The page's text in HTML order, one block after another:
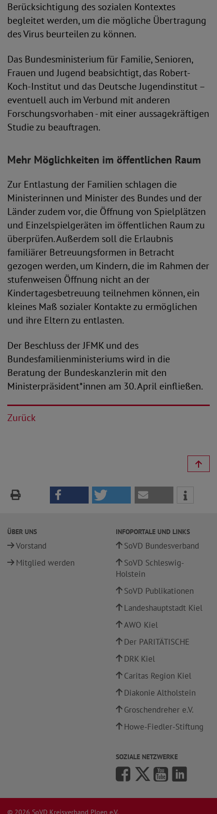
Berücksichtigung des sozialen Kontextes
begleitet werden, um die mögliche Übertragung
des Virus beurteilen zu können.
Das Bundesministerium für Familie, Senioren,
Frauen und Jugend beabsichtigt, das Robert-
Koch-Institut und das Deutsche Jugendinstitut –
eventuell auch im Verbund mit anderen
Forschungsvorhaben - mit einer aussagekräftigen
Studie zu beauftragen.
Mehr Möglichkeiten im öffentlichen Raum
Zur Entlastung der Familien schlagen die
Ministerinnen und Minister des Bundes und der
Länder zudem vor, die Öffnung von Spielplätzen
und Einzelspielgeräten im öffentlichen Raum zu
überprüfen. Außerdem soll die Erlaubnis
familiärer Betreuungsformen in Betracht
gezogen werden, um Kindern, die im Rahmen der
stufenweisen Öffnung nicht an der
Kindertagesbetreuung teilnehmen können, ein
kleines Maß sozialer Kontakte zu ermöglichen
und ihre Eltern zu entlasten.
Der Beschluss der JFMK und des
Bundesfamilienministeriums wird in die
Beratung der Bundeskanzlerin mit den
Ministerpräsident*innen am 30. April einfließen.
Zurück
ÜBER UNS
Vorstand
Mitglied werden
INFOPORTALE UND LINKS
SoVD Bundesverband
SoVD Schleswig-
Holstein
SoVD Publikationen
Landeshauptstadt Kiel
AWO Kiel
Der PARITÄTISCHE
DRK Kiel
Caritas Region Kiel
Diakonie Altholstein
Groschendreher e.V.
Howe-Fiedler-Stiftung
SOZIALE NETZWERKE
© 2026 SoVD Kreisverband Ploen e.V.